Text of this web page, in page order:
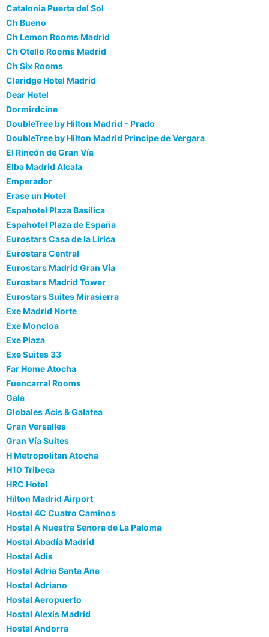
Catalonia Puerta del Sol
Ch Bueno
Ch Lemon Rooms Madrid
Ch Otello Rooms Madrid
Ch Six Rooms
Claridge Hotel Madrid
Dear Hotel
Dormirdcine
DoubleTree by Hilton Madrid - Prado
DoubleTree by Hilton Madrid Principe de Vergara
El Rincón de Gran Vía
Elba Madrid Alcala
Emperador
Erase un Hotel
Espahotel Plaza Basílica
Espahotel Plaza de España
Eurostars Casa de la Lírica
Eurostars Central
Eurostars Madrid Gran Vía
Eurostars Madrid Tower
Eurostars Suites Mirasierra
Exe Madrid Norte
Exe Moncloa
Exe Plaza
Exe Suites 33
Far Home Atocha
Fuencarral Rooms
Gala
Globales Acis & Galatea
Gran Versalles
Gran Vía Suites
H Metropolitan Atocha
H10 Tribeca
HRC Hotel
Hilton Madrid Airport
Hostal 4C Cuatro Caminos
Hostal A Nuestra Senora de La Paloma
Hostal Abadía Madrid
Hostal Adis
Hostal Adria Santa Ana
Hostal Adriano
Hostal Aeropuerto
Hostal Alexis Madrid
Hostal Andorra